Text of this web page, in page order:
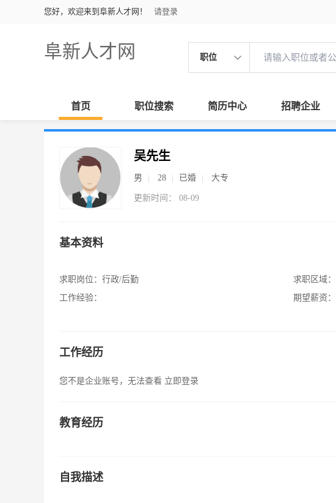
您好，欢迎来到阜新人才网！ 请登录
阜新人才网 职位
首页 职位搜索 简历中心 招聘企业
吴先生
男 28 已婚 大专
更新时间： 08-09
基本资料
求职岗位： 行政/后勤
工作经验：
求职区域：
期望薪资：
工作经历
您不是企业账号，无法查看 立即登录
教育经历
自我描述